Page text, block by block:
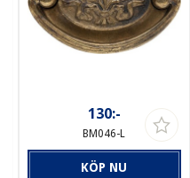
130:-
BM046-L
KÖP NU